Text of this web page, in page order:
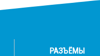
РАЗЪЁМЫ